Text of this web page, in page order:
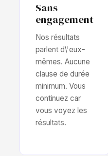
Sans
engagement
Nos résultats
parlent d\'eux-
mêmes. Aucune
clause de durée
minimum. Vous
continuez car
vous voyez les
résultats.